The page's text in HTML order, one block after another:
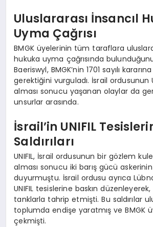
Uluslararası İnsancıl
Uyma Çağrısı
BMGK üyelerinin tüm taraflara
hukuka uyma çağrısında
Baeriswyl, BMGK’nin 1701 sayılı
gerektiğini vurguladı. İsrail ordusunun
alması sonucu yaşanan olaylar da
unsurlar arasında.
İsrail’in UNIFIL
Saldırıları
UNIFIL, İsrail ordusunun bir gözlem
alması sonucu iki barış gücü askerinin
duyurmuştu. İsrail ordusu ayrıca
UNIFIL tesislerine baskın düzenleyerek,
tanklarla tahrip etmişti. Bu saldırılar
toplumda endişe yaratmış ve BMGK
çekmişti.